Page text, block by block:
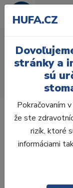
I40, D3
Zuby
AcryRock
HUFA.CZ
stránky a
sú
Pokračovaním
že ste
rizík, ktoré
informáciami